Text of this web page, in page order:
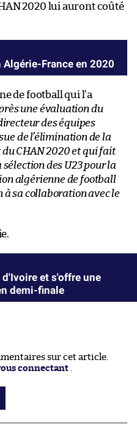
2020 lui auront coûté
France en 2020
de football qui l’a
une évaluation du
des équipes
de l’élimination de la
CHAN 2020 et qui fait
des U23 pour la
algérienne de football
à sa collaboration avec le
d'Ivoire et s'offre une
demi-finale
sur cet article.
connectant